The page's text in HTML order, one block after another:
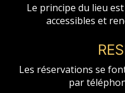
Le principe du lieu
accessibles et
Les réservations se
par